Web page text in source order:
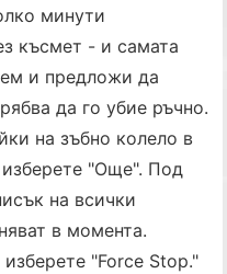
минути
късмет - и самата
и предложи да
да го убие ръчно.
на зъбно колело в
изберете "Още". Под
на всички
в момента.
"Force Stop."